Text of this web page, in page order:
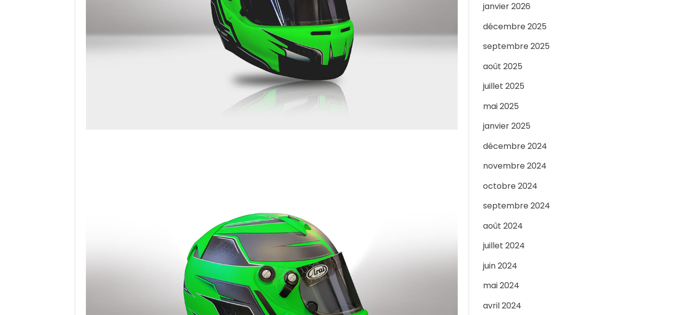
janvier 2026
décembre 2025
septembre 2025
août 2025
juillet 2025
mai 2025
janvier 2025
décembre 2024
novembre 2024
octobre 2024
septembre 2024
août 2024
juillet 2024
juin 2024
mai 2024
avril 2024